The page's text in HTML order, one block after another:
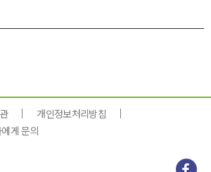
개인정보처리방침
게 문의